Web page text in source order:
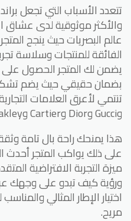
تتعدد الأسباب التي تجعل
والأكثر موثوقية لدى عشاق
عالم البصريات حيث ينجح
الفائقة للمنتجات وسلاسة
بضمان حقيقي حيث يضم
وGucci وDior وCartier وOakley.
هذا يمنحك راحة بال تامة
على ذلك يواكب المتجر أحدث
ميزة التجربة الافتراضية
ورؤية كيف تبدو على وجهك
اختيار الإطار المثالي
مريح.